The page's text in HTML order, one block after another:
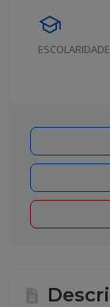
school